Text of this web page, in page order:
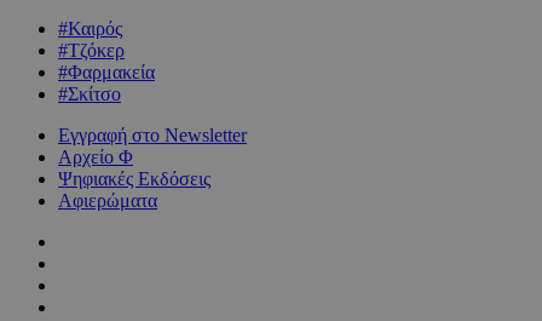
#Καιρός
#Τζόκερ
#Φαρμακεία
#Σκίτσο
Εγγραφή στο Newsletter
Αρχείο Φ
Ψηφιακές Εκδόσεις
Αφιερώματα